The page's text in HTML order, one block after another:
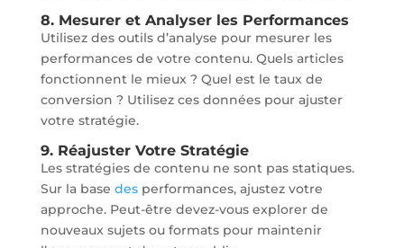
8. Mesurer et Analyser les Performances
Utilisez des outils d’analyse pour mesurer les
performances de votre contenu. Quels articles
fonctionnent le mieux ? Quel est le taux de
conversion ? Utilisez ces données pour ajuster
votre stratégie.
9. Réajuster Votre Stratégie
Les stratégies de contenu ne sont pas statiques.
Sur la base desperformances, ajustez votre
approche. Peut-être devez-vous explorer de
nouveaux sujets ou formats pour maintenir